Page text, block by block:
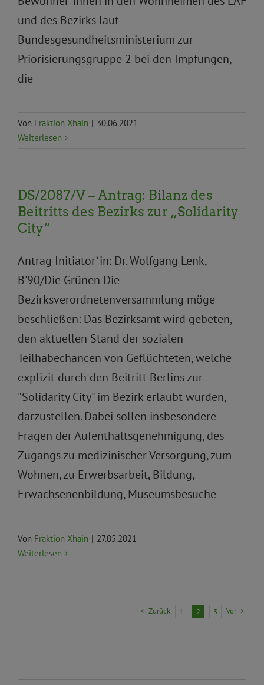
und des Bezirks laut
Bundesgesundheitsministerium zur
Priorisierungsgruppe 2 bei den Impfungen,
die
Von Fraktion Xhain | 30.06.2021
Weiterlesen
DS/2087/V – Antrag: Bilanz des
Beitritts des Bezirks zur „Solidarity
City“
Antrag Initiator*in: Dr. Wolfgang Lenk,
B'90/Die Grünen Die
Bezirksverordnetenversammlung möge
beschließen: Das Bezirksamt wird gebeten,
den aktuellen Stand der sozialen
Teilhabechancen von Geflüchteten, welche
explizit durch den Beitritt Berlins zur
"Solidarity City" im Bezirk erlaubt wurden,
darzustellen. Dabei sollen insbesondere
Fragen der Aufenthaltsgenehmigung, des
Zugangs zu medizinischer Versorgung, zum
Wohnen, zu Erwerbsarbeit, Bildung,
Erwachsenenbildung, Museumsbesuche
Von Fraktion Xhain | 27.05.2021
Weiterlesen
Zurück 1 2 3 Vor